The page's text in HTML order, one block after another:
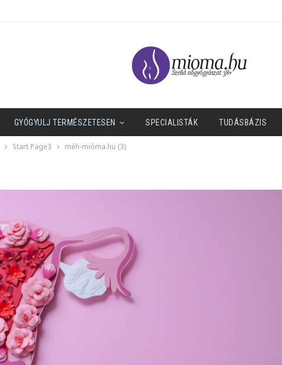
GYÓGYULJ TERMÉSZETESEN SPECIALISTÁK TUDÁSBÁZIS
Start Page3 méh-mióma.hu (3)